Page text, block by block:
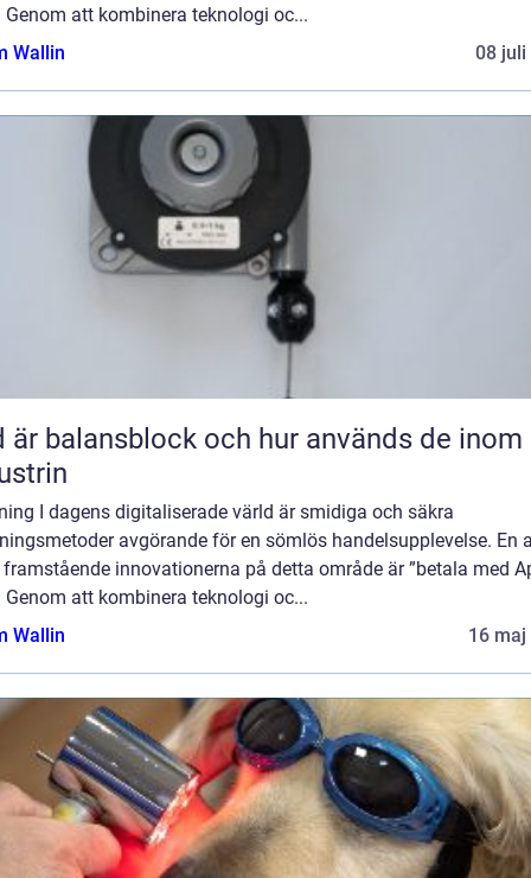
Genom att kombinera teknologi oc...
Wallin
08 juli
är balansblock och hur används de inom
I dagens digitaliserade värld är smidiga och säkra
avgörande för en sömlös handelsupplevelse. En
innovationerna på detta område är ”betala med
Genom att kombinera teknologi oc...
Wallin
16 maj